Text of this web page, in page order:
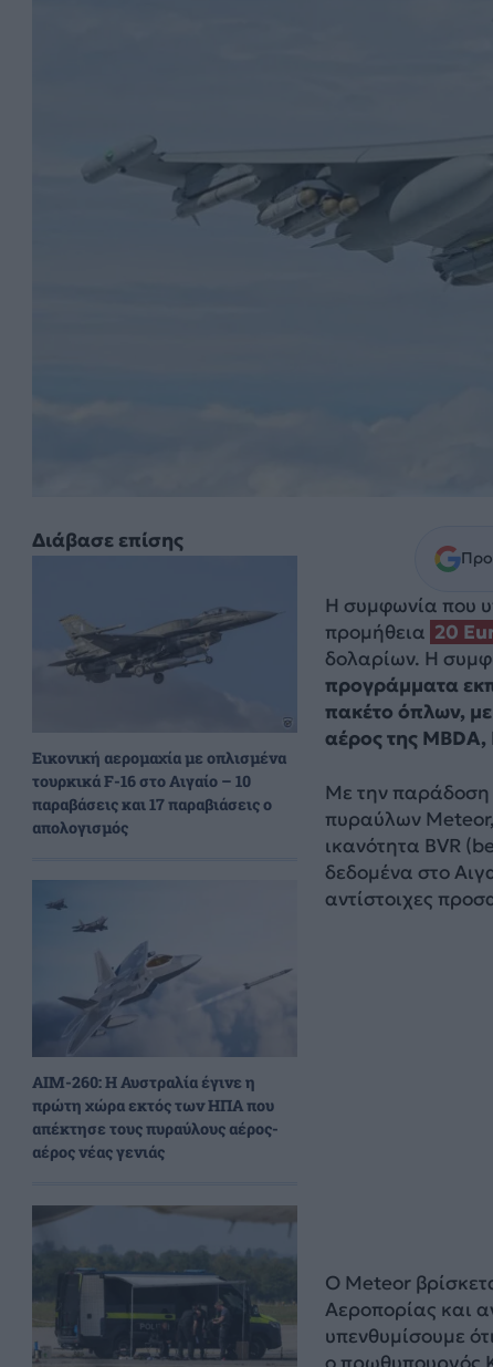
Διάβασε επίσης
Εικονική αερομαχία με οπλισμένα
τουρκικά F-16 στο Αιγαίο – 10
παραβάσεις και 17 παραβιάσεις ο
απολογισμός
AIM-260: Η Αυστραλία έγινε η
πρώτη χώρα εκτός των ΗΠΑ που
απέκτησε τους πυραύλους αέρος-
αέρος νέας γενιάς
Η συμφωνία που
προμήθεια 20
δολαρίων. Η
προγράμματα
πακέτο όπλων,
αέρος της
Με την
πυραύλων
ικανότητα BVR
δεδομένα στο
αντίστοιχες
Ο Meteor
Αεροπορίας και
υπενθυμίσουμε